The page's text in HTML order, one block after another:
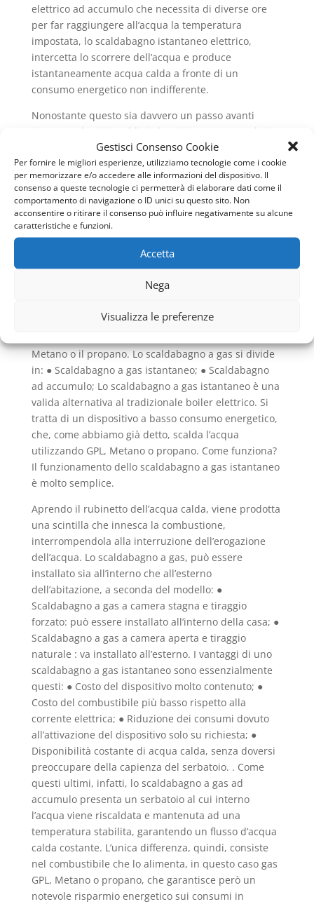
Gestisci Consenso Cookie
Per fornire le migliori esperienze, utilizziamo tecnologie come i cookie
per memorizzare e/o accedere alle informazioni del dispositivo. Il
consenso a queste tecnologie ci permetterà di elaborare dati come il
comportamento di navigazione o ID unici su questo sito. Non
acconsentire o ritirare il consenso può influire negativamente su alcune
caratteristiche e funzioni.
Accetta
Nega
Visualizza le preferenze
elettrico ad accumulo che necessita di diverse ore
per far raggiungere all’acqua la temperatura
impostata, lo scaldabagno istantaneo elettrico,
intercetta lo scorrere dell’acqua e produce
istantaneamente acqua calda a fronte di un
consumo energetico non indifferente.
Nonostante questo sia davvero un passo avanti
rispetto i classici scaldini elettrici, questa tecnologia
per funzionare correttamente assorbe una quantità
di energia molto elevata, fino a raggiungere
praticamente la potenza che è disponibile in casa.
Il tutto si traduce nel fatto che quando facciamo una
doccia non possiamo praticamente utilizzare nessun
altro elettrodomestico, pena ritrovarci al buio e
Scaldabagno a gas
commercio degli scaldabagni a gas, quindi
Metano o il propano. Lo scaldabagno a gas si divide
in: ● Scaldabagno a gas istantaneo; ● Scaldabagno
ad accumulo; Lo scaldabagno a gas istantaneo è una
valida alternativa al tradizionale boiler elettrico. Si
tratta di un dispositivo a basso consumo energetico,
che, come abbiamo già detto, scalda l’acqua
utilizzando GPL, Metano o propano. Come funziona?
Il funzionamento dello scaldabagno a gas istantaneo
è molto semplice.
Aprendo il rubinetto dell’acqua calda, viene prodotta
una scintilla che innesca la combustione,
interrompendola alla interruzione dell’erogazione
dell’acqua. Lo scaldabagno a gas, può essere
installato sia all’interno che all’esterno
dell’abitazione, a seconda del modello: ●
Scaldabagno a gas a camera stagna e tiraggio
forzato: può essere installato all’interno della casa; ●
Scaldabagno a gas a camera aperta e tiraggio
naturale : va installato all’esterno. I vantaggi di uno
scaldabagno a gas istantaneo sono essenzialmente
questi: ● Costo del dispositivo molto contenuto; ●
Costo del combustibile più basso rispetto alla
corrente elettrica; ● Riduzione dei consumi dovuto
all’attivazione del dispositivo solo su richiesta; ●
Disponibilità costante di acqua calda, senza doversi
preoccupare della capienza del serbatoio. . Come
questi ultimi, infatti, lo scaldabagno a gas ad
accumulo presenta un serbatoio al cui interno
l’acqua viene riscaldata e mantenuta ad una
temperatura stabilita, garantendo un flusso d’acqua
calda costante. L’unica differenza, quindi, consiste
nel combustibile che lo alimenta, in questo caso gas
GPL, Metano o propano, che garantisce però un
notevole risparmio energetico sui consumi in